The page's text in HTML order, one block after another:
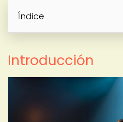
Índice
Introducción